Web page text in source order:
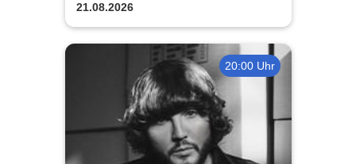
21.08.2026
20:00 Uhr